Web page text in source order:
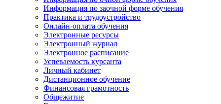
Информация по заочной форме обучения
Практика и трудоустройство
Онлайн-оплата обучения
Электронные ресурсы
Электронный журнал
Электронное расписание
Успеваемость курсанта
Личный кабинет
Дистанционное обучение
Финансовая грамотность
Общежитие